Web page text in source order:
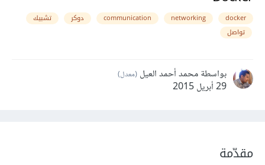
docker
networking
communication دوكر
تشبيك
تواصل
بواسطة محمد أحمد العيل (معدل)
29 أبريل 2015
مقدّمة